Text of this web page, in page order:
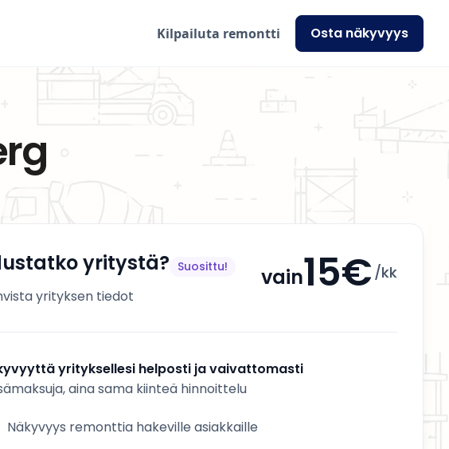
Kilpailuta remontti Osta näkyvyys
yritystä? Suosittu!
yrityksen tiedot
vain15€ /kk
yrityksellesi helposti ja vaivattomasti
aina sama kiinteä hinnoittelu
Näkyvyys remonttia hakeville asiakkaille